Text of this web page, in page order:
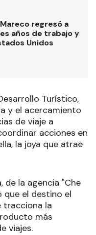
regresó a
años de trabajo y
Unidos
Turístico,
y el acercamiento
de viaje a
acciones en
la joya que atrae
de la agencia "Che
que el destino el
tracciona la
más
viajes.